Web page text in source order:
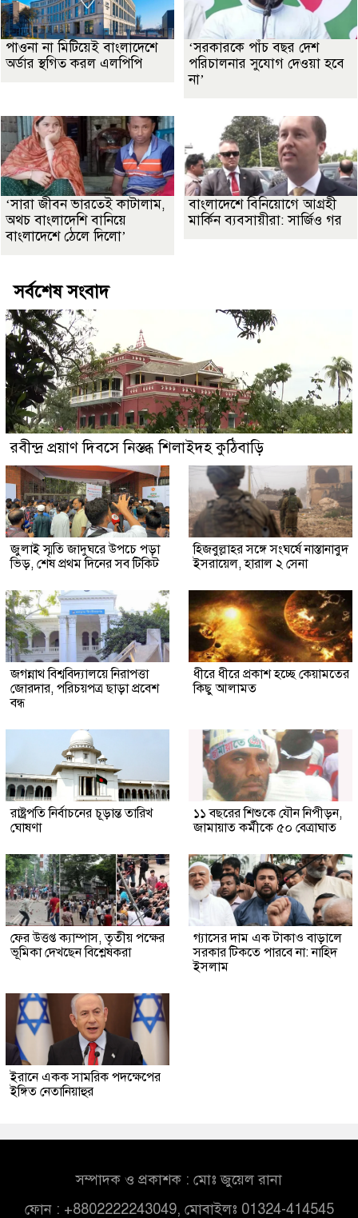
পাওনা না মিটিয়েই বাংলাদেশে
অর্ডার স্থগিত করল এলপিপি
‘সরকারকে পাঁচ বছর দেশ
পরিচালনার সুযোগ দেওয়া হবে
না’
‘সারা জীবন ভারতেই কাটালাম,
অথচ বাংলাদেশি বানিয়ে
বাংলাদেশে ঠেলে দিলো’
বাংলাদেশে বিনিয়োগে আগ্রহী
মার্কিন ব্যবসায়ীরা: সার্জিও গর
সর্বশেষ সংবাদ
রবীন্দ্র প্রয়াণ দিবসে নিস্তব্ধ শিলাইদহ কুঠিবাড়ি
জুলাই স্মৃতি জাদুঘরে উপচে পড়া
ভিড়, শেষ প্রথম দিনের সব টিকিট
হিজবুল্লাহর সঙ্গে সংঘর্ষে নাস্তানাবুদ
ইসরায়েল, হারাল ২ সেনা
জগন্নাথ বিশ্ববিদ্যালয়ে নিরাপত্তা
জোরদার, পরিচয়পত্র ছাড়া প্রবেশ
বন্ধ
ধীরে ধীরে প্রকাশ হচ্ছে কেয়ামতের
কিছু আলামত
রাষ্ট্রপতি নির্বাচনের চূড়ান্ত তারিখ
ঘোষণা
১১ বছরের শিশুকে যৌন নিপীড়ন,
জামায়াত কর্মীকে ৫০ বেত্রাঘাত
ফের উত্তপ্ত ক্যাম্পাস, তৃতীয় পক্ষের
ভূমিকা দেখছেন বিশ্লেষকরা
গ্যাসের দাম এক টাকাও বাড়ালে
সরকার টিকতে পারবে না: নাহিদ
ইসলাম
ইরানে একক সামরিক পদক্ষেপের
ইঙ্গিত নেতানিয়াহুর
সম্পাদক ও প্রকাশক : মোঃ জুয়েল রানা
ফোন : +8802222243049, মোবাইলঃ 01324-414545